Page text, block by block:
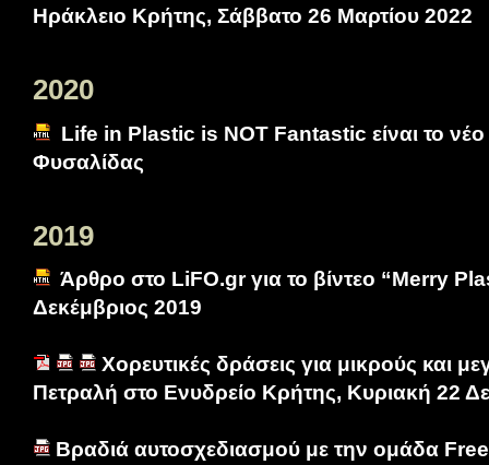
Ηράκλειο Κρήτης, Σάββατο 26 Μαρτίου 2022
2020
Life in Plastic is NOT Fantastic είναι το
Φυσαλίδας
2019
Άρθρο στο LiFO.gr για το βίντεο “Merry
Δεκέμβριος 2019
Χορευτικές δράσεις για μικρούς και
Πετραλή στο Ενυδρείο Κρήτης, Κυριακή 22
Βραδιά αυτοσχεδιασμού με την ομάδα